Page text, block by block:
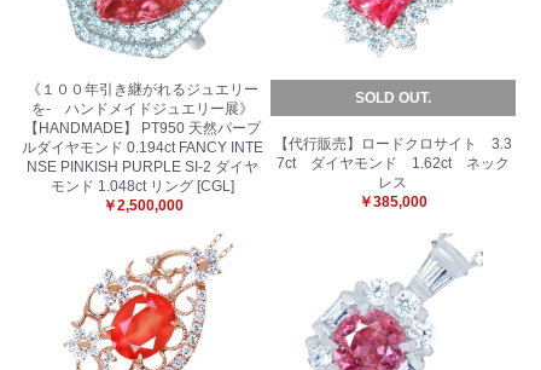
《１００年引き継がれるジュエリー
を- ハンドメイドジュエリー展》
【HANDMADE】 PT950 天然パープ
ルダイヤモンド 0.194ct FANCY INTE
NSE PINKISH PURPLE SI-2 ダイヤ
モンド 1.048ct リング [CGL]
￥2,500,000
SOLD OUT.
【代行販売】ロードクロサイト 3.3
7ct ダイヤモンド 1.62ct ネック
レス
￥385,000